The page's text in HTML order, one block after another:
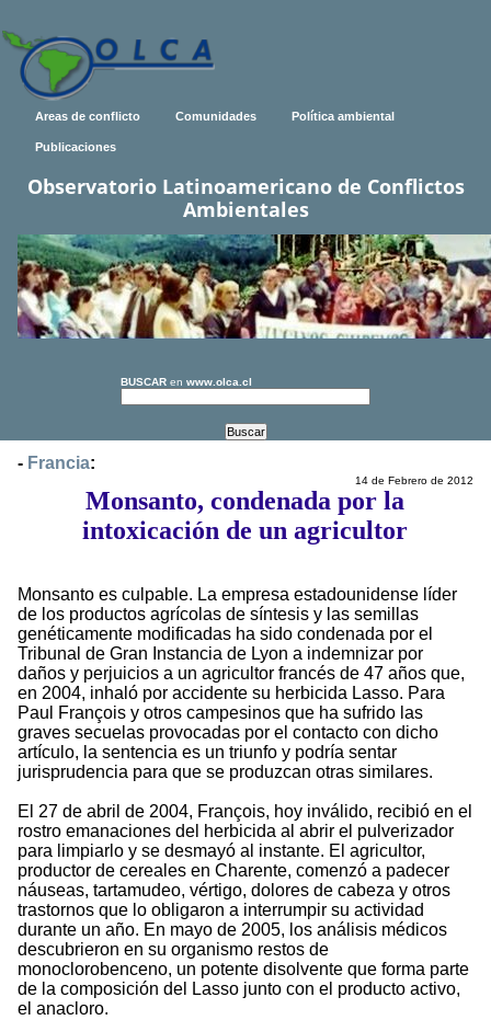
Areas de conflicto Comunidades Política ambiental
Publicaciones
Observatorio Latinoamericano de Conflictos
Ambientales
BUSCAR en www.olca.cl
- Francia:
14 de Febrero de 2012
Monsanto, condenada por la
intoxicación de un agricultor
Monsanto es culpable. La empresa estadounidense líder
de los productos agrícolas de síntesis y las semillas
genéticamente modificadas ha sido condenada por el
Tribunal de Gran Instancia de Lyon a indemnizar por
daños y perjuicios a un agricultor francés de 47 años que,
en 2004, inhaló por accidente su herbicida Lasso. Para
Paul François y otros campesinos que ha sufrido las
graves secuelas provocadas por el contacto con dicho
artículo, la sentencia es un triunfo y podría sentar
jurisprudencia para que se produzcan otras similares.
El 27 de abril de 2004, François, hoy inválido, recibió en el
rostro emanaciones del herbicida al abrir el pulverizador
para limpiarlo y se desmayó al instante. El agricultor,
productor de cereales en Charente, comenzó a padecer
náuseas, tartamudeo, vértigo, dolores de cabeza y otros
trastornos que lo obligaron a interrumpir su actividad
durante un año. En mayo de 2005, los análisis médicos
descubrieron en su organismo restos de
monoclorobenceno, un potente disolvente que forma parte
de la composición del Lasso junto con el producto activo,
el anacloro.